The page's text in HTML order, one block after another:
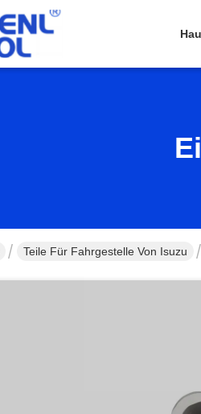
Teile Für Fahrgestelle Von Isuzu